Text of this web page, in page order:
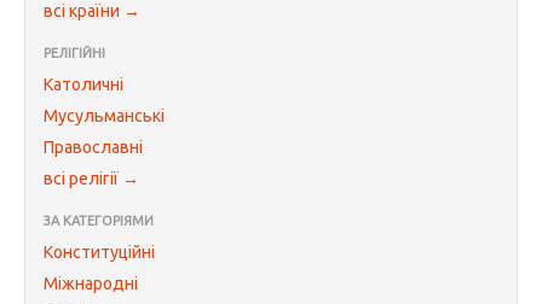
всі країни →
РЕЛІГІЙНІ
Католичні
Мусульманські
Православні
всі релігії →
ЗА КАТЕГОРІЯМИ
Конституційні
Міжнародні